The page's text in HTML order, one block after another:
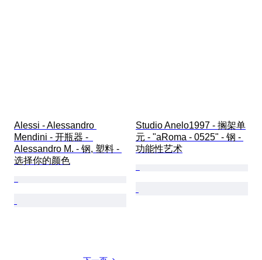
Alessi - Alessandro
Mendini - 开瓶器 -
Alessandro M. - 钢, 塑料 -
选择你的颜色
Studio Anelo1997 - 搁架单
元 - "aRoma - 0525" - 钢 -
功能性艺术